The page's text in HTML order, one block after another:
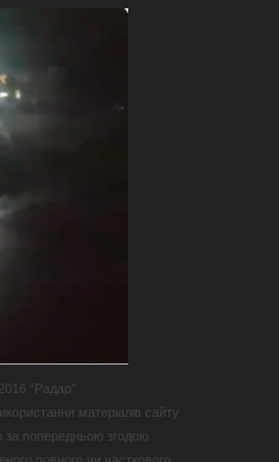
“Радар”
матеріалів сайту
за попередньою згодою